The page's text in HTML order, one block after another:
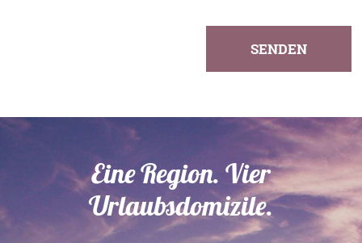
SENDEN
Eine Region. Vier
Urlaubsdomizile.